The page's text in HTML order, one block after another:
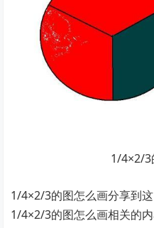
1/4×2/3
1/4×2/3的图怎么画分享到
1/4×2/3的图怎么画相关的内